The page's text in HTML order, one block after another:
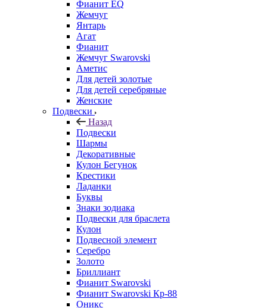
Фианит EQ
Жемчуг
Янтарь
Агат
Фианит
Жемчуг Swarovski
Аметис
Для детей золотые
Для детей серебряные
Женские
Подвески
Назад
Подвески
Шармы
Декоративные
Кулон Бегунок
Крестики
Ладанки
Буквы
Знаки зодиака
Подвески для браслета
Кулон
Подвесной элемент
Серебро
Золото
Бриллиант
Фианит Swarovski
Фианит Swarovski Кр-88
Оникс